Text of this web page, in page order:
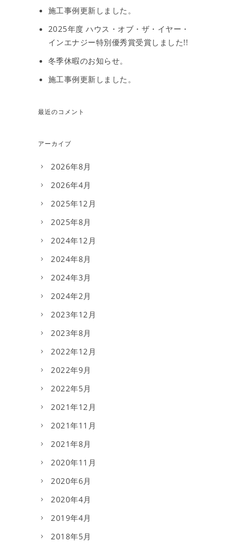
施工事例更新しました。
2025年度 ハウス・オブ・ザ・イヤー・
インエナジー特別優秀賞受賞しました!!
冬季休暇のお知らせ。
施工事例更新しました。
最近のコメント
アーカイブ
2026年8月
2026年4月
2025年12月
2025年8月
2024年12月
2024年8月
2024年3月
2024年2月
2023年12月
2023年8月
2022年12月
2022年9月
2022年5月
2021年12月
2021年11月
2021年8月
2020年11月
2020年6月
2020年4月
2019年4月
2018年5月